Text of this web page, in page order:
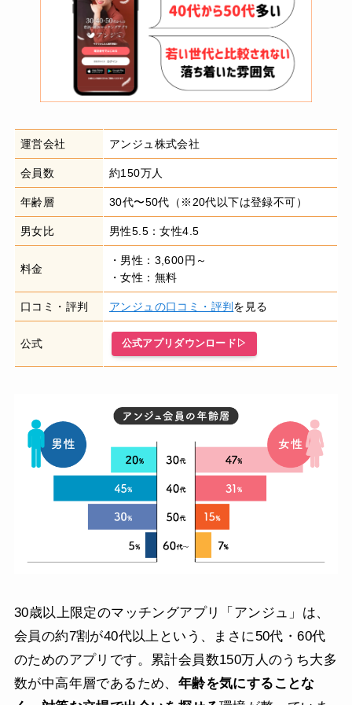
運営会社 アンジュ株式会社
会員数 約150万人
年齢層 30代〜50代（※20代以下は登録不可）
男女比 男性5.5：女性4.5
料金
・男性：3,600円～
・女性：無料
口コミ・評判 アンジュの口コミ・評判 を見る
公式 公式アプリダウンロード▷
30歳以上限定のマッチングアプリ「アンジュ」は、
会員の約7割が40代以上という、まさに50代・60代
のためのアプリです。累計会員数150万人のうち大多
数が中高年層であるため、 年齢を気にすることな